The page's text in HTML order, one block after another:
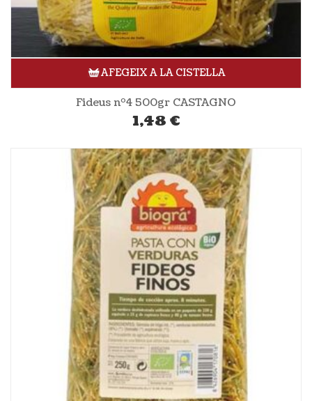
AFEGEIX A LA CISTELLA
Fideus nº4 500gr CASTAGNO
1,48 €